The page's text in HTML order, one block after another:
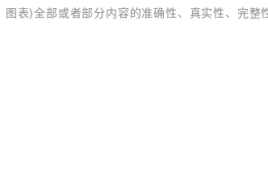
表)全部或者部分内容的准确性、真实性、完整性